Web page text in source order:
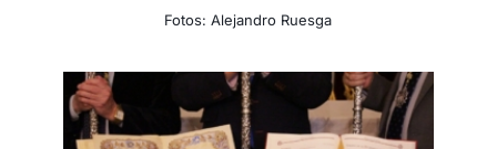
Fotos: Alejandro Ruesga